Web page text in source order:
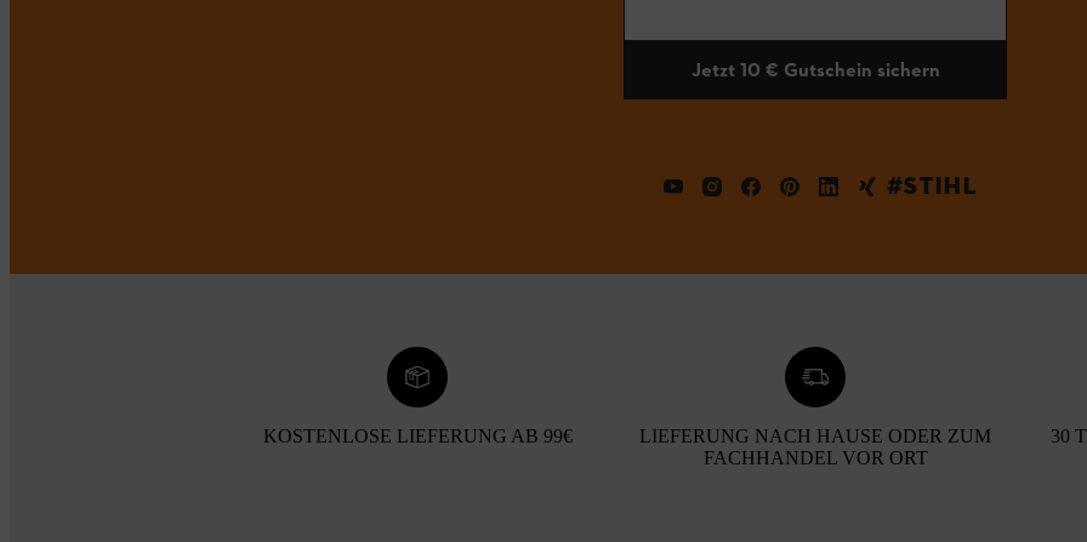
Jetzt 10 € Gutschein sichern
#STIHL
KOSTENLOSE LIEFERUNG AB 99€
LIEFERUNG NACH HAUSE ODER ZUM
FACHHANDEL VOR ORT
30